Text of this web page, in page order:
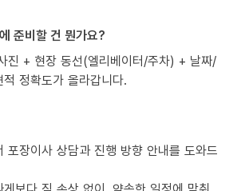
준비할 건 뭔가요?
진 + 현장 동선(엘리베이터/주차) + 날짜/
정확도가 올라갑니다.
포장이사 상담과 진행 방향 안내를 도와드